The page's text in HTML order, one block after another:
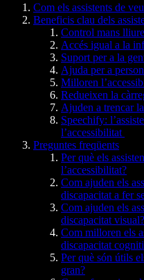
Com els assistents de
Beneficis clau dels
Control mans
Accés igual a la
Suport per a la
Ajuda per a
Milloren
Redueixen la
Ajuden a trencar
Speechify:
l’accessibilitat
Preguntes freqüents
Per què els
l’accessibilitat?
Com ajuden els
discapacitat a fer
Com ajuden els
discapacitat visual?
Com milloren els
discapacitat
Per què són útils
gran?